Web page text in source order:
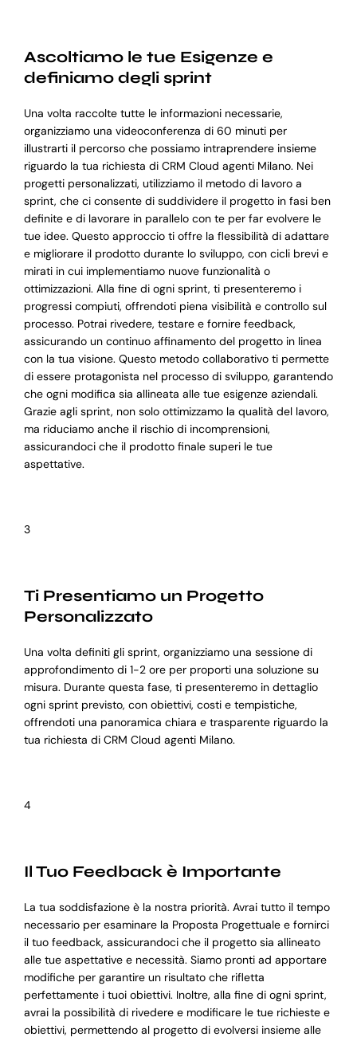
Ascoltiamo le tue Esigenze e
definiamo degli sprint
Una volta raccolte tutte le informazioni necessarie,
organizziamo una videoconferenza di 60 minuti per
illustrarti il percorso che possiamo intraprendere insieme
riguardo la tua richiesta di CRM Cloud agenti Milano. Nei
progetti personalizzati, utilizziamo il metodo di lavoro a
sprint, che ci consente di suddividere il progetto in fasi ben
definite e di lavorare in parallelo con te per far evolvere le
tue idee. Questo approccio ti offre la flessibilità di adattare
e migliorare il prodotto durante lo sviluppo, con cicli brevi e
mirati in cui implementiamo nuove funzionalità o
ottimizzazioni. Alla fine di ogni sprint, ti presenteremo i
progressi compiuti, offrendoti piena visibilità e controllo sul
processo. Potrai rivedere, testare e fornire feedback,
assicurando un continuo affinamento del progetto in linea
con la tua visione. Questo metodo collaborativo ti permette
di essere protagonista nel processo di sviluppo, garantendo
che ogni modifica sia allineata alle tue esigenze aziendali.
Grazie agli sprint, non solo ottimizzamo la qualità del lavoro,
ma riduciamo anche il rischio di incomprensioni,
assicurandoci che il prodotto finale superi le tue
aspettative.
3
Ti Presentiamo un Progetto
Personalizzato
Una volta definiti gli sprint, organizziamo una sessione di
approfondimento di 1-2 ore per proporti una soluzione su
misura. Durante questa fase, ti presenteremo in dettaglio
ogni sprint previsto, con obiettivi, costi e tempistiche,
offrendoti una panoramica chiara e trasparente riguardo la
tua richiesta di CRM Cloud agenti Milano.
4
Il Tuo Feedback è Importante
La tua soddisfazione è la nostra priorità. Avrai tutto il tempo
necessario per esaminare la Proposta Progettuale e fornirci
il tuo feedback, assicurandoci che il progetto sia allineato
alle tue aspettative e necessità. Siamo pronti ad apportare
modifiche per garantire un risultato che rifletta
perfettamente i tuoi obiettivi. Inoltre, alla fine di ogni sprint,
avrai la possibilità di rivedere e modificare le tue richieste e
obiettivi, permettendo al progetto di evolversi insieme alle